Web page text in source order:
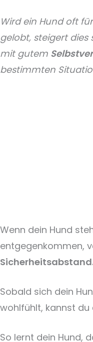
Wird ein Hund oft
gelobt, steigert dies
mit gutem
bestimmten
Wenn dein Hund
entgegenkommen,
Sobald sich dein
wohlfühlt, kannst du
So lernt dein Hund,